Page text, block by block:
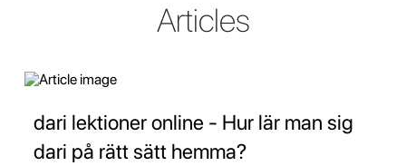
Articles
dari lektioner online - Hur lär man sig
dari på rätt sätt hemma?